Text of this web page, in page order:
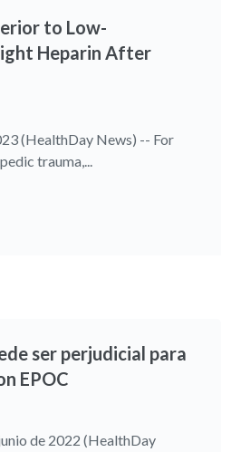
to Low-
Heparin After
(HealthDay News) -- For
trauma,...
ser perjudicial para
EPOC
de 2022 (HealthDay